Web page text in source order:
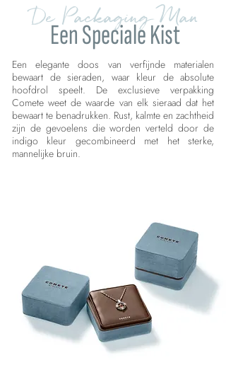
De Packaging Man
Een Speciale Kist
Een elegante doos van verfijnde materialen
bewaart de sieraden, waar kleur de absolute
hoofdrol speelt. De exclusieve verpakking
Comete weet de waarde van elk sieraad dat het
bewaart te benadrukken. Rust, kalmte en zachtheid
zijn de gevoelens die worden verteld door de
indigo kleur gecombineerd met het sterke,
mannelijke bruin.